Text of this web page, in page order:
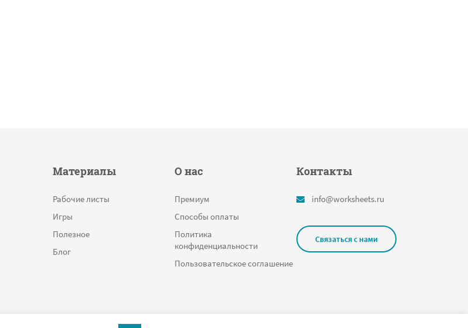
Материалы
Рабочие листы
Игры
Полезное
Блог
О нас
Премиум
Способы оплаты
Политика
конфиденциальности
Пользовательское соглашение
Контакты
info@worksheets.ru
Связаться с нами